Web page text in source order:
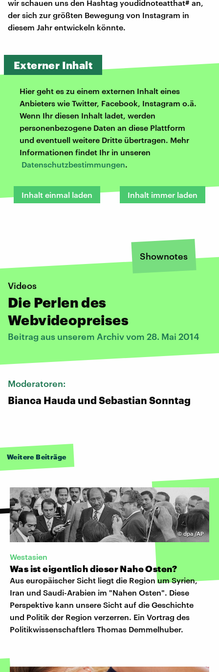
wir schauen uns den Hashtag youdidnoteatthat# an,
der sich zur größten Bewegung von Instagram in
diesem Jahr entwickeln könnte.
Externer Inhalt
Hier geht es zu einem externen Inhalt eines
Anbieters wie Twitter, Facebook, Instagram o.ä.
Wenn Ihr diesen Inhalt ladet, werden
personenbezogene Daten an diese Plattform
und eventuell weitere Dritte übertragen. Mehr
Informationen findet Ihr in unseren
Datenschutzbestimmungen.
Inhalt einmal laden Inhalt immer laden
Shownotes
Videos
Die Perlen des
Webvideopreises
Beitrag aus unserem Archiv vom 28. Mai 2014
Moderatoren:
Bianca Hauda und Sebastian Sonntag
Weitere Beiträge
©dpa /AP
Westasien
Was ist eigentlich dieser Nahe Osten?
Aus europäischer Sicht liegt die Region um Syrien,
Iran und Saudi-Arabien im "Nahen Osten". Diese
Perspektive kann unsere Sicht auf die Geschichte
und Politik der Region verzerren. Ein Vortrag des
Politikwissenschaftlers Thomas Demmelhuber.